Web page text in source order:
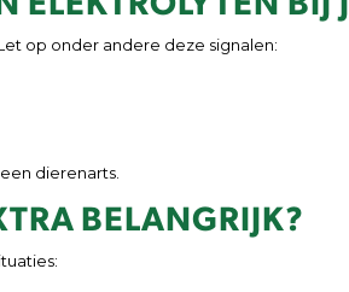
op onder andere deze signalen:
dierenarts.
BELANGRIJK?